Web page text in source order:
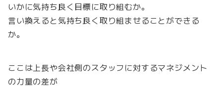
いかに気持ち良く目標に取り組むか。
言い換えると気持ち良く取り組ませることができる
か。
ここは上長や会社側のスタッフに対するマネジメント
の力量の差が